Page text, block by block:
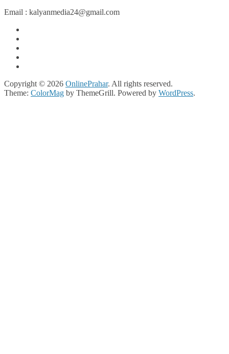
Email : kalyanmedia24@gmail.com
Copyright © 2026 OnlinePrahar. All rights reserved.
Theme: ColorMag by ThemeGrill. Powered by WordPress.